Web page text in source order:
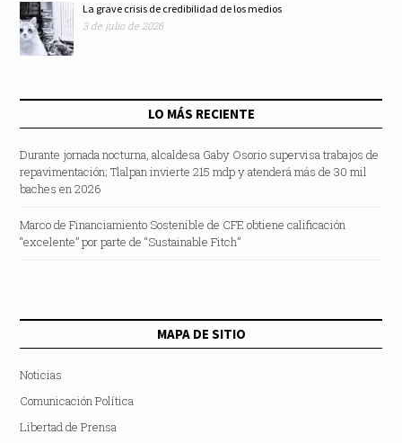
La grave crisis de credibilidad de los medios
3 de julio de 2026
LO MÁS RECIENTE
Durante jornada nocturna, alcaldesa Gaby Osorio supervisa trabajos de
repavimentación; Tlalpan invierte 215 mdp y atenderá más de 30 mil
baches en 2026
Marco de Financiamiento Sostenible de CFE obtiene calificación
“excelente” por parte de “Sustainable Fitch”
MAPA DE SITIO
Noticias
Comunicación Política
Libertad de Prensa